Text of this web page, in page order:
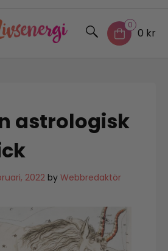
0
0 kr
astrologisk
2022 by Webbredaktör